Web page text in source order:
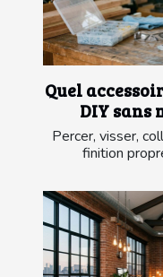
Quel
DIY sans
Percer, visser,
finition